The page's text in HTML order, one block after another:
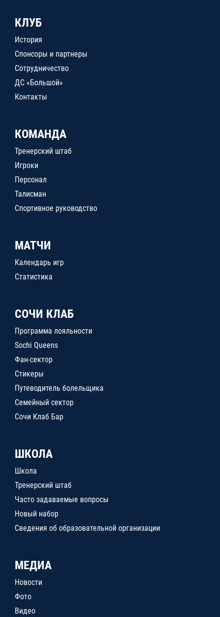
КЛУБ
История
Спонсоры и партнеры
Сотрудничество
ДС «Большой»
Контакты
КОМАНДА
Тренерский штаб
Игроки
Персонал
Талисман
Спортивное руководство
МАТЧИ
Календарь игр
Статистика
СОЧИ КЛАБ
Программа лояльности
Sochi Queens
Фан-сектор
Стикеры
Путеводитель болельщика
Семейный сектор
Сочи Клаб Бар
ШКОЛА
Школа
Тренерский штаб
Часто задаваемые вопросы
Новый набор
Сведения об образовательной организации
МЕДИА
Новости
Фото
Видео